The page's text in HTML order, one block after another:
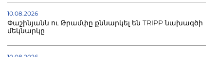
10.08.2026
Փաշինյանն ու Թրամփը քննարկել են TRIPP նախագծի
մեկնարկը